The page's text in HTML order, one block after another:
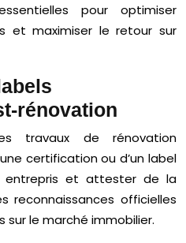
pour optimiser
et maximiser le retour sur
rénovation
travaux de rénovation
certification ou d’un label
entrepris et attester de la
reconnaissances officielles
sur le marché immobilier.